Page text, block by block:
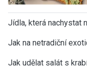
Jídla, která nachystat
Jak na netradiční
Jak udělat salát s